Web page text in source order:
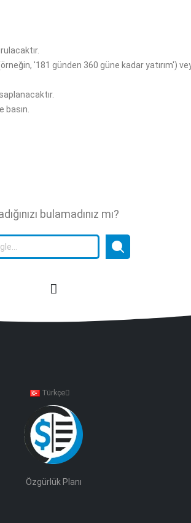
'181 günden 360 güne kadar yatırım')
bulamadınız mı?
Türkçe
Özgürlük Planı